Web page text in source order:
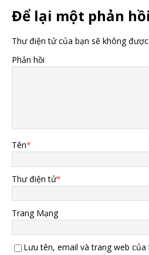
Để lại một phản hồi
Thư điện tử của bạn sẽ không
Phản hồi
Tên*
Thư điện tử*
Trang Mạng
Lưu tên, email và trang web